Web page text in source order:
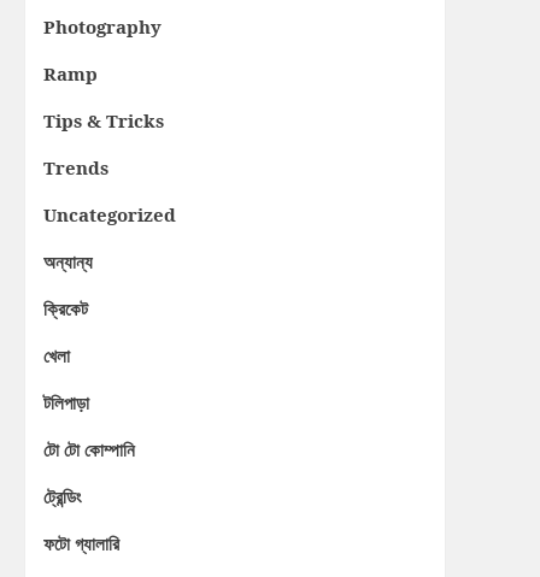
Photography
Ramp
Tips & Tricks
Trends
Uncategorized
অন্যান্য
ক্রিকেট
খেলা
টলিপাড়া
টো টো কোম্পানি
ট্রেন্ডিং
ফটো গ্যালারি